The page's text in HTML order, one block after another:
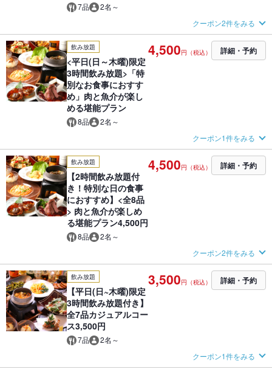
7品 2名～
クーポン2件をみる
飲み放題
<平日(日～木曜)限定
3時間飲み放題>「特
別なお食事におすす
め」肉と魚介が楽し
める堪能プラン
8品 2名～
4,500円（税込） 詳細・予約
クーポン1件をみる
飲み放題
【2時間飲み放題付
き！特別な日の食事
におすすめ】<全8品
> 肉と魚介が楽しめ
る堪能プラン4,500円
8品 2名～
4,500円（税込） 詳細・予約
クーポン2件をみる
飲み放題
【平日(日~木曜)限定
3時間飲み放題付き】
全7品カジュアルコー
ス3,500円
7品 2名～
3,500円（税込） 詳細・予約
クーポン1件をみる